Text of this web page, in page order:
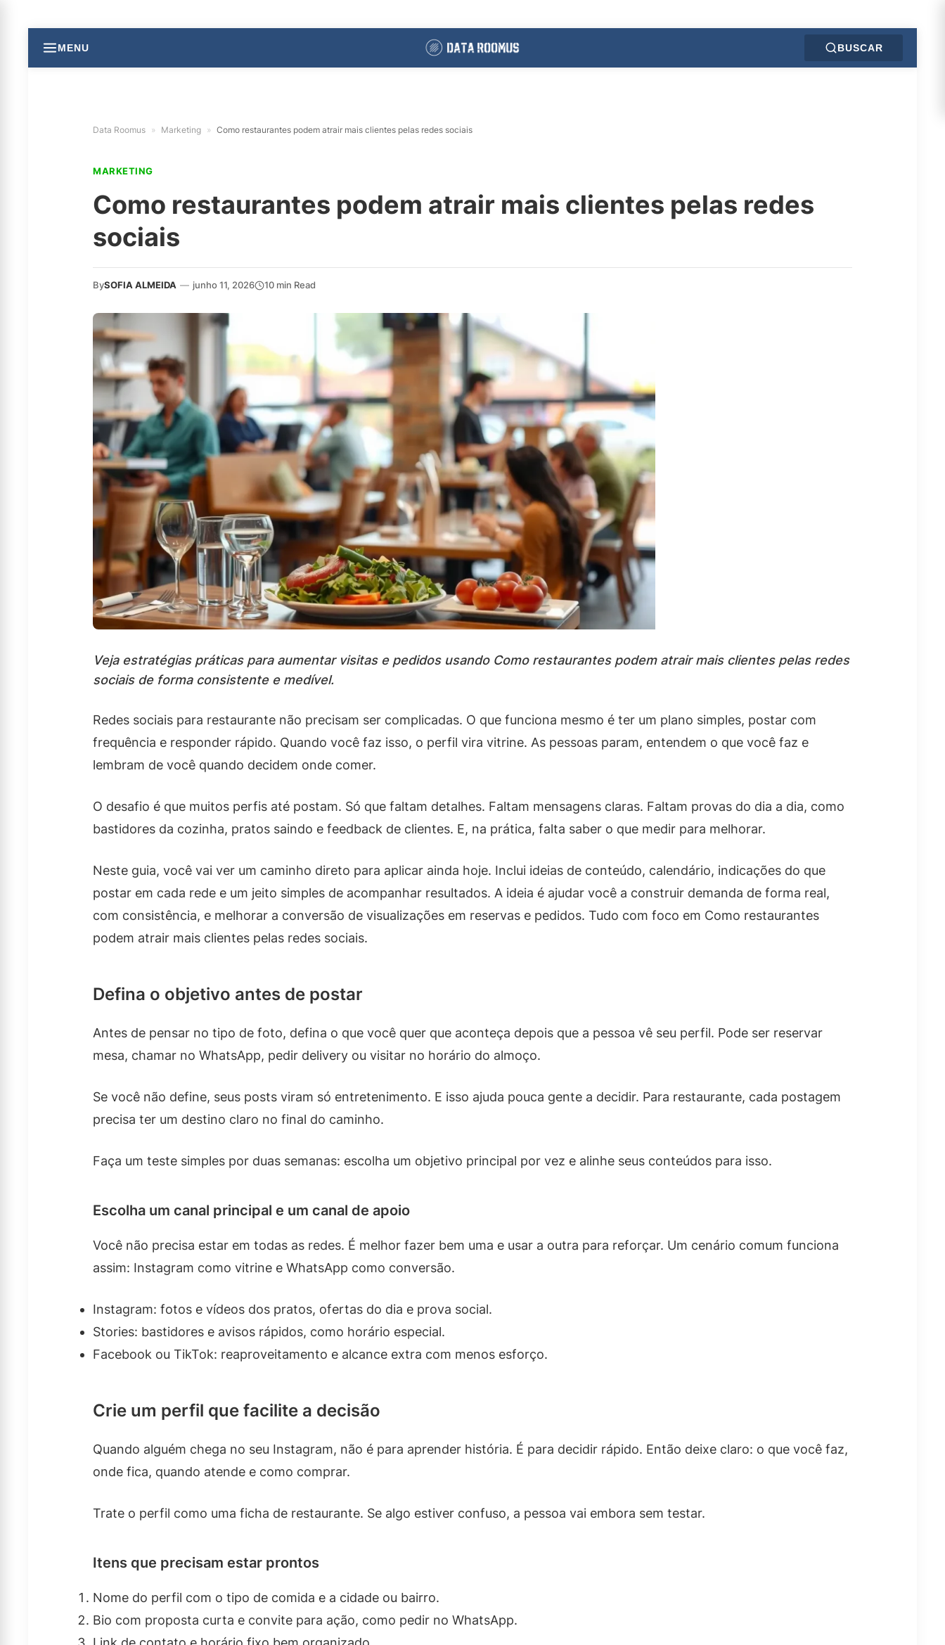
MENU BUSCAR
Data Roomus » Marketing » Como restaurantes podem atrair mais clientes pelas redes sociais
MARKETING
Como restaurantes podem atrair mais clientes pelas redes
sociais
BySOFIA ALMEIDA — junho 11, 2026 10 min Read
Veja estratégias práticas para aumentar visitas e pedidos usando Como restaurantes podem atrair mais clientes pelas redes
sociais de forma consistente e medível.
Redes sociais para restaurante não precisam ser complicadas. O que funciona mesmo é ter um plano simples, postar com
frequência e responder rápido. Quando você faz isso, o perfil vira vitrine. As pessoas param, entendem o que você faz e
lembram de você quando decidem onde comer.
O desafio é que muitos perfis até postam. Só que faltam detalhes. Faltam mensagens claras. Faltam provas do dia a dia, como
bastidores da cozinha, pratos saindo e feedback de clientes. E, na prática, falta saber o que medir para melhorar.
Neste guia, você vai ver um caminho direto para aplicar ainda hoje. Inclui ideias de conteúdo, calendário, indicações do que
postar em cada rede e um jeito simples de acompanhar resultados. A ideia é ajudar você a construir demanda de forma real,
com consistência, e melhorar a conversão de visualizações em reservas e pedidos. Tudo com foco em Como restaurantes
podem atrair mais clientes pelas redes sociais.
Defina o objetivo antes de postar
Antes de pensar no tipo de foto, defina o que você quer que aconteça depois que a pessoa vê seu perfil. Pode ser reservar
mesa, chamar no WhatsApp, pedir delivery ou visitar no horário do almoço.
Se você não define, seus posts viram só entretenimento. E isso ajuda pouca gente a decidir. Para restaurante, cada postagem
precisa ter um destino claro no final do caminho.
Faça um teste simples por duas semanas: escolha um objetivo principal por vez e alinhe seus conteúdos para isso.
Escolha um canal principal e um canal de apoio
Você não precisa estar em todas as redes. É melhor fazer bem uma e usar a outra para reforçar. Um cenário comum funciona
assim: Instagram como vitrine e WhatsApp como conversão.
Instagram: fotos e vídeos dos pratos, ofertas do dia e prova social.
Stories: bastidores e avisos rápidos, como horário especial.
Facebook ou TikTok: reaproveitamento e alcance extra com menos esforço.
Crie um perfil que facilite a decisão
Quando alguém chega no seu Instagram, não é para aprender história. É para decidir rápido. Então deixe claro: o que você faz,
onde fica, quando atende e como comprar.
Trate o perfil como uma ficha de restaurante. Se algo estiver confuso, a pessoa vai embora sem testar.
Itens que precisam estar prontos
Nome do perfil com o tipo de comida e a cidade ou bairro.
Bio com proposta curta e convite para ação, como pedir no WhatsApp.